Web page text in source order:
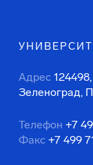
Адрес
Зеленоград,
Телефон +7
Факс +7 499